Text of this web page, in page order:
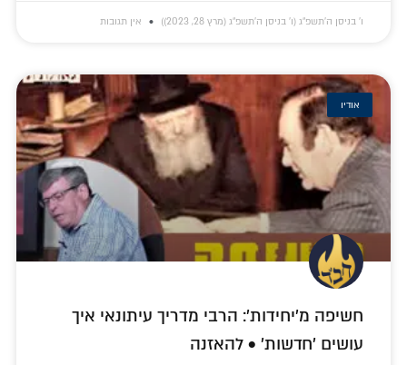
ו׳ בניסן ה׳תשפ״ג (ו׳ בניסן ה׳תשפ״ג (מרץ 28, 2023)) אין תגובות
אודיו
חשיפה מ'יחידות': הרבי מדריך עיתונאי איך
עושים 'חדשות' • להאזנה